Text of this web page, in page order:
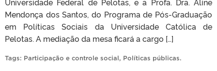
Mendonça dos Santos, do Programa de Pós-Graduação
em Políticas Sociais da Universidade Católica de
Pelotas. A mediação da mesa ficará a cargo […]
Tags: Participação e controle social, Políticas públicas.